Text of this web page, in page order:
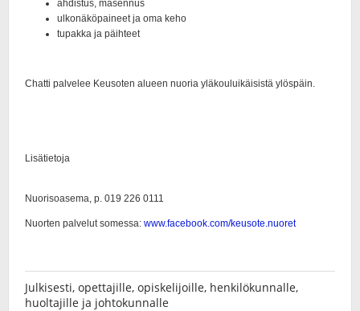
Julkisesti, opettajille, opiskelijoille, henkilökunnalle,
huoltajille ja johtokunnalle